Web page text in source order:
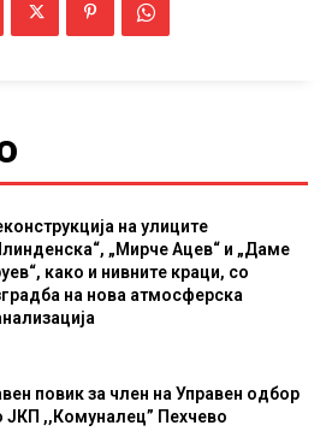
на улиците
„Мирче Ацев“ и „Даме
како и нивните краци, со
на нова атмосферска
повик за член на Управен одбор
ЈКП ,,Комуналец” Пехчево